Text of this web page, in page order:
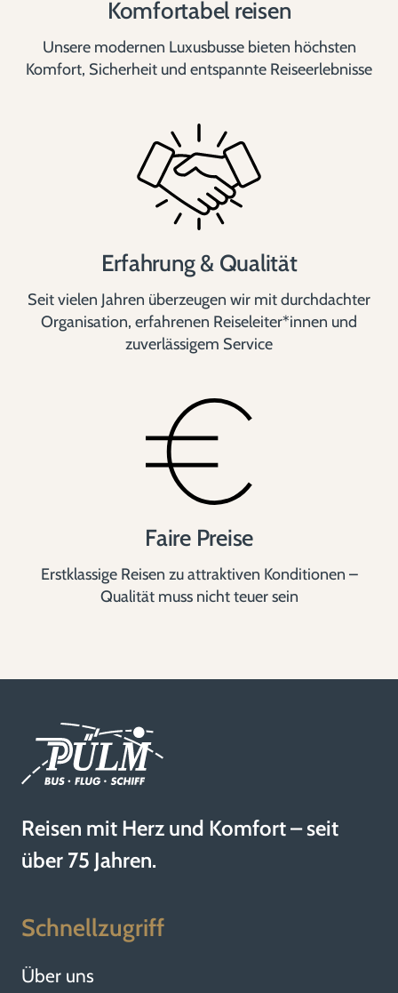
n
e
g
d
r
Komfortabel reisen
Unsere modernen Luxusbusse bieten höchsten
Komfort, Sicherheit und entspannte Reiseerlebnisse
Erfahrung & Qualität
Seit vielen Jahren überzeugen wir mit durchdachter
Organisation, erfahrenen Reiseleiter*innen und
zuverlässigem Service
Faire Preise
Erstklassige Reisen zu attraktiven Konditionen –
Qualität muss nicht teuer sein
Reisen mit Herz und Komfort – seit
über 75 Jahren.
Schnellzugriff
Über uns